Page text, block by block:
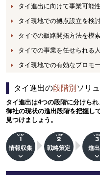
タイ進出に向けて事業可能
タイ現地での拠点設立を検
タイでの販路開拓方法を模
タイでの事業を任せられる
タイ現地での有効なプロモ
タイ進出の段階別 ソリ
タイ進出は4つの段階に分けられ
御社の現状の進出段階を把握し
見つけましょう。
情報収集 戦略策定 進